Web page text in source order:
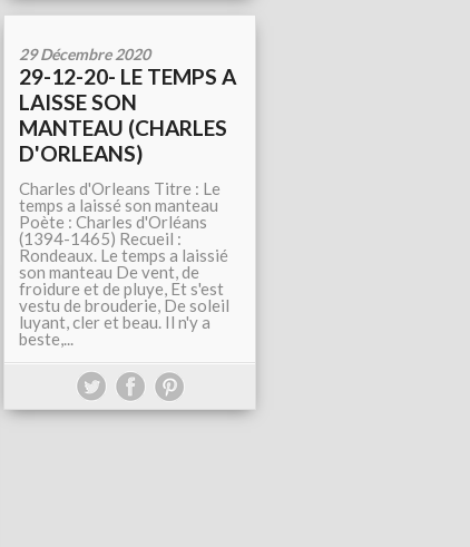
29 Décembre 2020
29-12-20- LE TEMPS A
LAISSE SON
MANTEAU (CHARLES
D'ORLEANS)
Charles d'Orleans Titre : Le
temps a laissé son manteau
Poète : Charles d'Orléans
(1394-1465) Recueil :
Rondeaux. Le temps a laissié
son manteau De vent, de
froidure et de pluye, Et s'est
vestu de brouderie, De soleil
luyant, cler et beau. Il n'y a
beste,...